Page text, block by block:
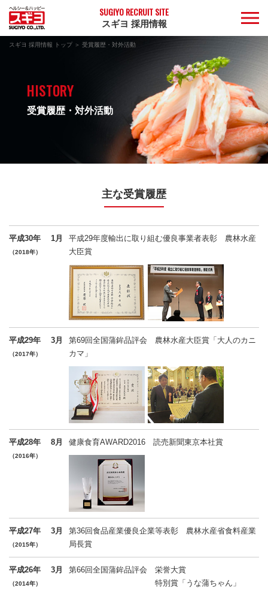
SUGIYO RECRUIT SITE
スギヨ 採用情報
スギヨ 採用情報 トップ 受賞履歴・対外活動
HISTORY
受賞履歴・対外活動
主な受賞履歴
平成30年
（2018年）
1月
平成29年度輸出に取り組む優良事業者表彰 農林水産
大臣賞
平成29年
（2017年）
3月
第69回全国蒲鉾品評会 農林水産大臣賞「大人のカニ
カマ」
平成28年
（2016年）
8月 健康食育AWARD2016 読売新聞東京本社賞
平成27年
（2015年）
3月
第36回食品産業優良企業等表彰 農林水産省食料産業
局長賞
平成26年
（2014年）
3月 第66回全国蒲鉾品評会
栄誉大賞
特別賞「うな蒲ちゃん」